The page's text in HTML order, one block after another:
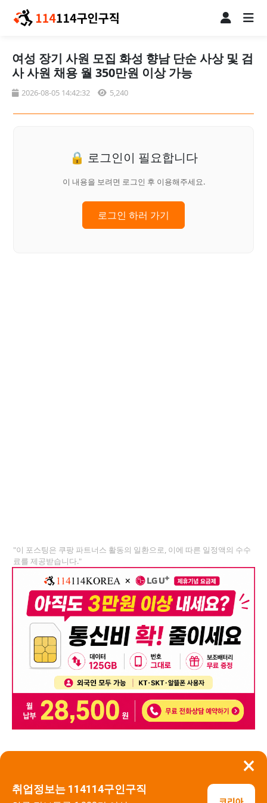
×
취업정보는 114114구인구직
여성 장기 사원 모집 화성 향남 단순 사상 및 검
사 사원 채용 월 350만원 이상 가능
2026-08-05 14:42:32 5,240
🔒 로그인이 필요합니다
이 내용을 보려면 로그인 후 이용해주세요.
로그인 하러 가기
"이 포스팅은 쿠팡 파트너스 활동의 일환으로, 이에 따른 일정액의 수수
료를 제공받습니다."